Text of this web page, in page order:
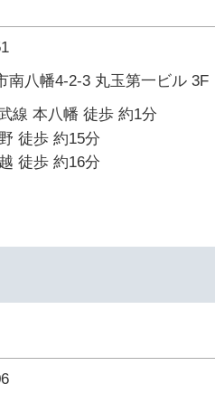
南八幡4-2-3 丸玉第一ビル 3F
線 本八幡 徒歩 約1分
徒歩 約15分
徒歩 約16分